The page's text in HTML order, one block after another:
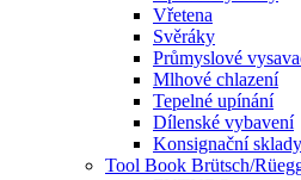
Vřetena
Svěráky
Průmyslové
Mlhové chlazení
Tepelné upínání
Dílenské vybavení
Konsignační sklady
Tool Book Brütsch/